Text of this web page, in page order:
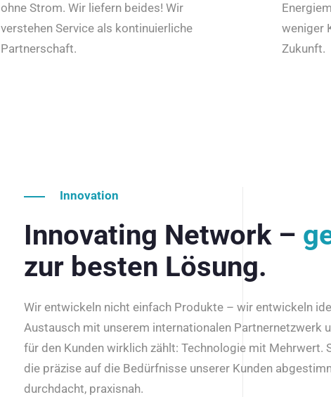
ohne Strom. Wir liefern beides! Wir
verstehen Service als kontinuierliche
Partnerschaft.
weniger
Zukunft.
Innovation
Innovating Network –
zur besten Lösung.
Wir entwickeln nicht einfach Produkte – wir entwickeln
Austausch mit unserem internationalen Partnernetzwerk
für den Kunden wirklich zählt: Technologie mit Mehrwert.
die präzise auf die Bedürfnisse unserer Kunden
durchdacht, praxisnah.